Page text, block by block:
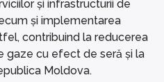
și infrastructurii de
și implementarea
contribuind la reducerea
gaze cu efect de seră și la
Moldova.